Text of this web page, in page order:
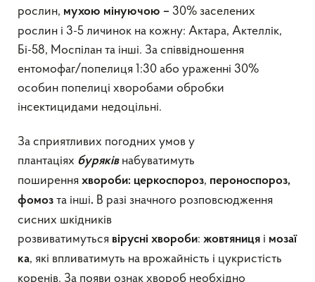
рослин, мухою мінуючою – 30% заселених
рослин і 3-5 личинок на кожну: Актара, Актеллік,
Бі-58, Моспілан та інші. За співвідношення
ентомофаг/попелиця 1:30 або ураженні 30%
особин попелиці хворобами обробки
інсектицидами недоцільні.
За сприятливих погодних умов у
плантаціях буряків набуватимуть
поширення хвороби: церкоспороз, пероноспороз,
фомоз та інші. В разі значного розповсюдження
сисних шкідників
розвиватимуться вірусні хвороби: жовтяниця і мозаї
ка, які впливатимуть на врожайність і цукристість
коренів. За появи ознак хвороб необхідно